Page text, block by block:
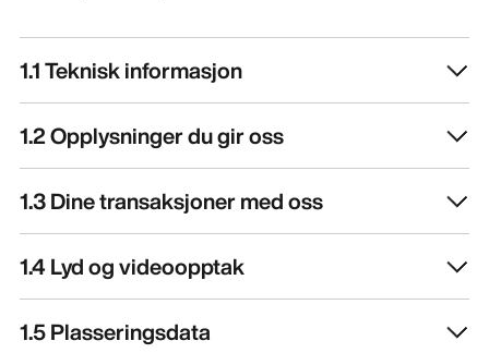
1.1 Teknisk informasjon
1.2 Opplysninger du gir oss
1.3 Dine transaksjoner med oss
1.4 Lyd og videoopptak
1.5 Plasseringsdata